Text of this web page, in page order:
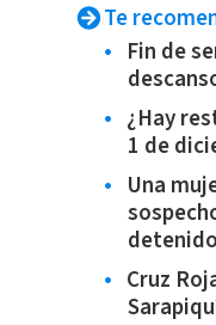
Te
Fin de
¿Hay
1 de
Una
Cruz